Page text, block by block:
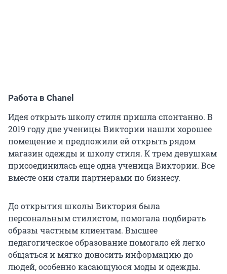
Работа в Chanel
Идея открыть школу стиля пришла спонтанно. В
2019 году две ученицы Виктории нашли хорошее
помещение и предложили ей открыть рядом
магазин одежды и школу стиля. К трем девушкам
присоединилась еще одна ученица Виктории. Все
вместе они стали партнерами по бизнесу.
До открытия школы Виктория была
персональным стилистом, помогала подбирать
образы частным клиентам. Высшее
педагогическое образование помогало ей легко
общаться и мягко доносить информацию до
людей, особенно касающуюся моды и одежды.